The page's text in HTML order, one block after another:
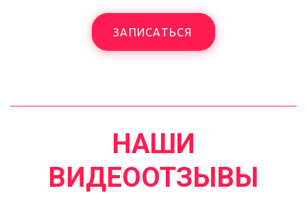
ЗАПИСАТЬСЯ
НАШИ
ВИДЕООТЗЫВЫ